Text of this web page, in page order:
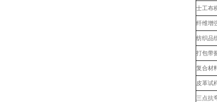
士工布
纤维增
纺织品
打包带
复合材
皮革试
三点抗